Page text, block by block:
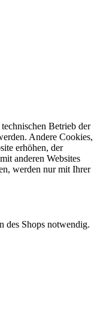
Betrieb der
Andere Cookies,
erhöhen, der
anderen Websites
werden nur mit Ihrer
des Shops notwendig.